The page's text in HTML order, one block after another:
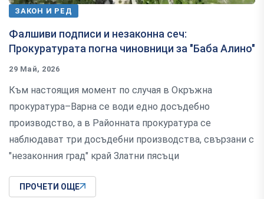
ЗАКОН И РЕД
Фалшиви подписи и незаконна сеч:
Прокуратурата погна чиновници за "Баба Алино"
29 Май, 2026
Към настоящия момент по случая в Окръжна
прокуратура–Варна се води едно досъдебно
производство, а в Районната прокуратура се
наблюдават три досъдебни производства, свързани с
"незаконния град" край Златни пясъци
ПРОЧЕТИ ОЩЕ